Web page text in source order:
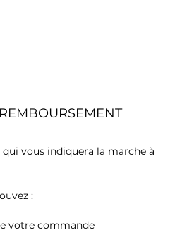
vous indiquera la marche à
:
votre commande